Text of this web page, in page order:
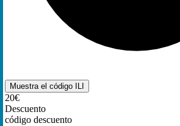
Muestra el código ILI
20€
Descuento
código descuento